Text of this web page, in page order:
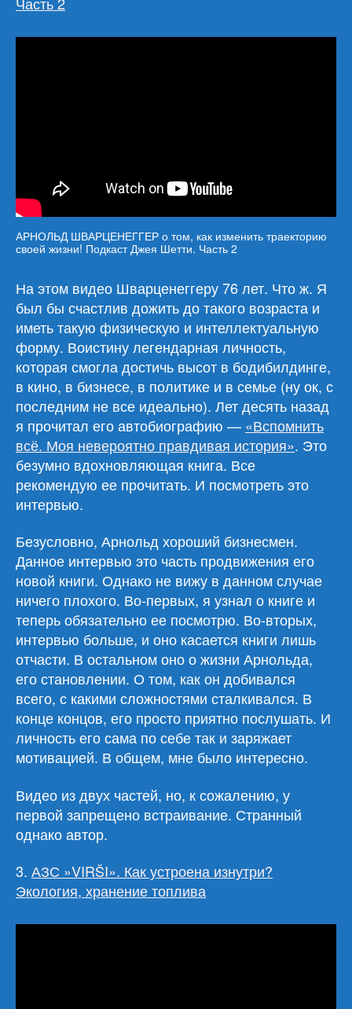
АРНОЛЬД ШВАРЦЕНЕГГЕР о том, как изменить траекторию
своей жизни! Подкаст Джея Шетти. Часть 2
На этом видео Шварценеггеру 76 лет. Что ж. Я
был бы счастлив дожить до такого возраста и
иметь такую физическую и интеллектуальную
форму. Воистину легендарная личность,
которая смогла достичь высот в бодибилдинге,
в кино, в бизнесе, в политике и в семье (ну ок, с
последним не все идеально). Лет десять назад
я прочитал его автобиографию — «Вспомнить
всё. Моя невероятно правдивая история». Это
безумно вдохновляющая книга. Все
рекомендую ее прочитать. И посмотреть это
интервью.
Безусловно, Арнольд хороший бизнесмен.
Данное интервью это часть продвижения его
новой книги. Однако не вижу в данном случае
ничего плохого. Во-первых, я узнал о книге и
теперь обязательно ее посмотрю. Во-вторых,
интервью больше, и оно касается книги лишь
отчасти. В остальном оно о жизни Арнольда,
его становлении. О том, как он добивался
всего, с какими сложностями сталкивался. В
конце концов, его просто приятно послушать. И
личность его сама по себе так и заряжает
мотивацией. В общем, мне было интересно.
Видео из двух частей, но, к сожалению, у
первой запрещено встраивание. Странный
однако автор.
3. АЗС »VIRŠI». Как устроена изнутри?
Экология, хранение топлива